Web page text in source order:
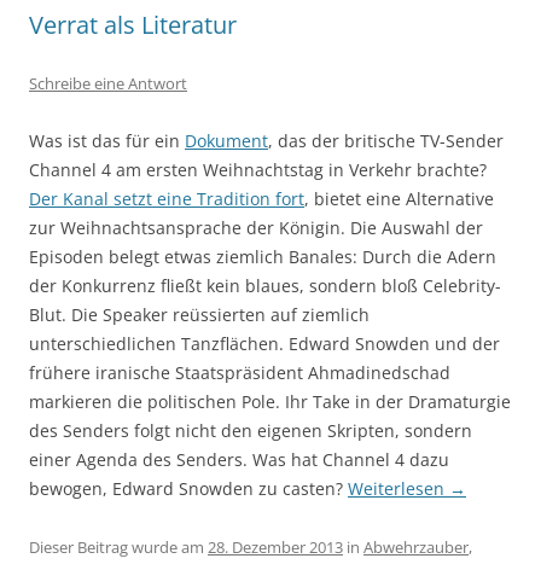
Verrat als Literatur
Schreibe eine Antwort
Was ist das für ein Dokument, das der britische TV-Sender
Channel 4 am ersten Weihnachtstag in Verkehr brachte?
Der Kanal setzt eine Tradition fort, bietet eine Alternative
zur Weihnachtsansprache der Königin. Die Auswahl der
Episoden belegt etwas ziemlich Banales: Durch die Adern
der Konkurrenz fließt kein blaues, sondern bloß Celebrity-
Blut. Die Speaker reüssierten auf ziemlich
unterschiedlichen Tanzflächen. Edward Snowden und der
frühere iranische Staatspräsident Ahmadinedschad
markieren die politischen Pole. Ihr Take in der Dramaturgie
des Senders folgt nicht den eigenen Skripten, sondern
einer Agenda des Senders. Was hat Channel 4 dazu
bewogen, Edward Snowden zu casten? Weiterlesen →
Dieser Beitrag wurde am 28. Dezember 2013 in Abwehrzauber,